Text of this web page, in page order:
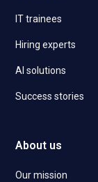
IT trainees
Hiring experts
AI solutions
Success stories
About us
Our mission